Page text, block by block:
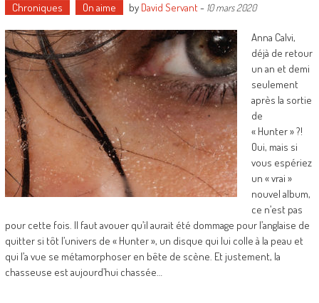
Chroniques On aime by David Servant- 10 mars 2020
Anna Calvi,
déjà de retour
un an et demi
seulement
après la sortie
de
« Hunter » ?!
Oui, mais si
vous espériez
un « vrai »
nouvel album,
ce n’est pas
pour cette fois. Il faut avouer qu’il aurait été dommage pour l’anglaise de
quitter si tôt l’univers de « Hunter », un disque qui lui colle à la peau et
qui l’a vue se métamorphoser en bête de scène. Et justement, la
chasseuse est aujourd’hui chassée…